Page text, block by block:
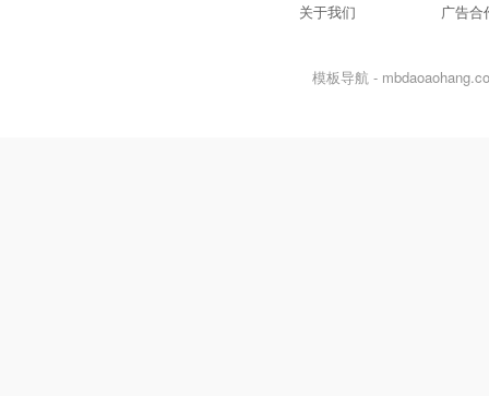
关于我们 广告合
模板导航 -